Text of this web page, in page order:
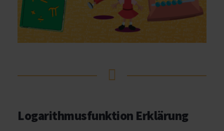
Logarithmusfunktion Erklärung